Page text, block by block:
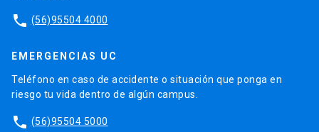
phone (56)95504 4000
EMERGENCIAS UC
Teléfono en caso de accidente o situación que ponga en
riesgo tu vida dentro de algún campus.
phone (56)95504 5000